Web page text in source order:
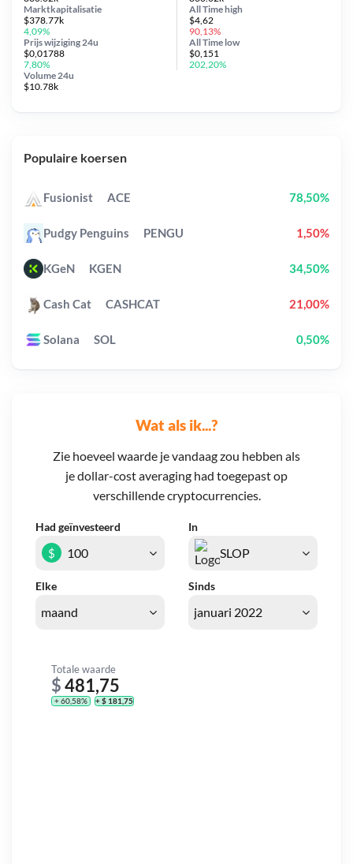
Wat als ik...?
Zie hoeveel waarde je vandaag zou hebben als
je dollar-cost averaging had toegepast op
verschillende cryptocurrencies.
Had geïnvesteerd In
Elke Sinds
$
Totale waarde
$481,75
+ 60,58% + $ 181,75
Prijs wijziging 24u
$0,01788
7,80%
Marktkapitalisatie
$378.77k
4,09%
Volume 24u
$10.78k
All Timehigh
$4,62
90,13%
All Time low
$0,151
202,20%
Populaire koersen
Fusionist ACE 78,50%
Pudgy Penguins PENGU 1,50%
KGeN KGEN 34,50%
Cash Cat CASHCAT 21,00%
Solana SOL 0,50%